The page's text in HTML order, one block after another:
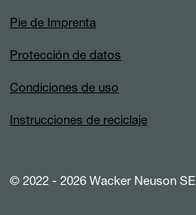
Pie de Imprenta
Protección de datos
Condiciones de uso
Instrucciones de reciclaje
© 2022 - 2026 Wacker Neuson SE